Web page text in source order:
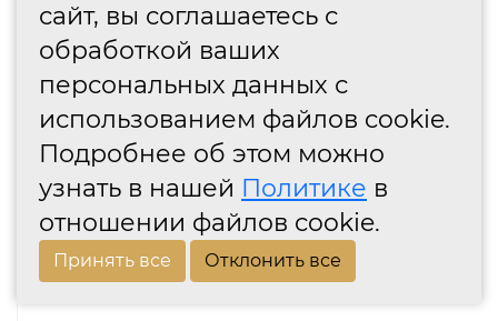
сайт, вы соглашаетесь с
обработкой ваших
персональных данных с
использованием файлов cookie.
Подробнее об этом можно
узнать в нашей Политике в
отношении файлов cookie.
Принять все Отклонить все